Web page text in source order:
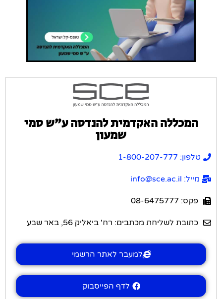
המכללה האקדמית להנדסה ע”ש סמי
שמעון
טלפון: 1-800-207-777
מייל: info@sce.ac.il
פקס: 08-6475777
כתובת לשליחת מכתבים: רח' ביאליק 56, באר שבע
למעבר לאתר הרשמי
לדף הפייסבוק